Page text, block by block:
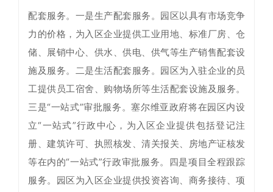
配套服务。一是生产配套服务。园区以具有市场竞争
力的价格，为入区企业提供工业用地、标准厂房、仓
储、展销中心、供水、供电、供气等生产销售配套设
施及服务。二是生活配套服务。园区为入驻企业的员
工提供员工宿舍、购物场所等生活配套设施及服务。
三是“一站式”审批服务。塞尔维亚政府将在园区内设
立“一站式”行政中心，为入区企业提供包括登记注
册、建筑许可、执照核发、清关报关、房地产证核发
等在内的“一站式”行政审批服务。四是项目全程跟踪
服务。园区为入区企业提供投资咨询、商务接待、项